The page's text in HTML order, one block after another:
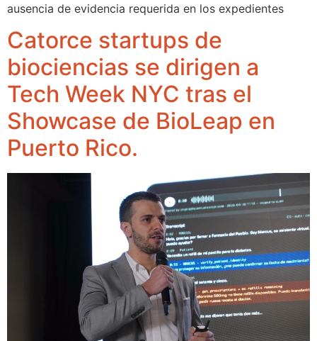
ausencia de evidencia requerida en los expedientes
Catorce startups de
biociencias se dirigen a
Tech Week NYC tras el
Showcase de BioLeap en
Puerto Rico.